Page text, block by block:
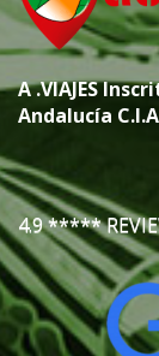
A.VIAJES
Andalucía
4.9 *****